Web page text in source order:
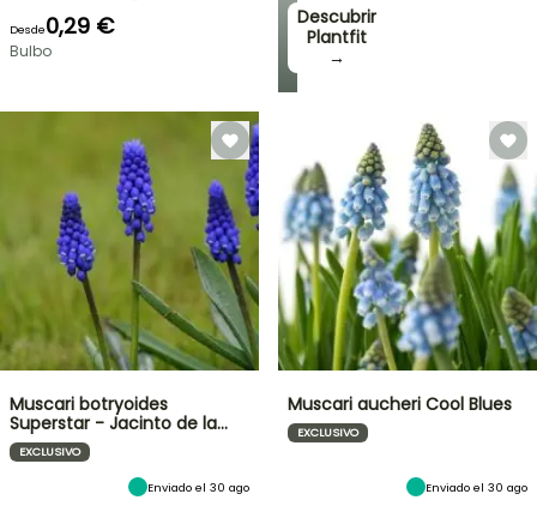
Descubrir
Plantfit
→
Desde0,29 €
Bulbo
Muscari botryoides
Superstar - Jacinto de la…
EXCLUSIVO
Enviado el 30 ago
Muscari aucheri Cool Blues
EXCLUSIVO
Enviado el 30 ago